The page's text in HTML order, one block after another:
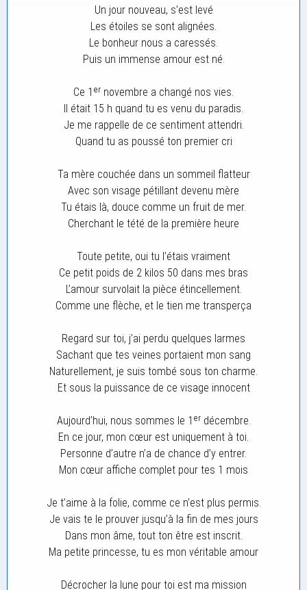
Un jour nouveau, s’est levé
Les étoiles se sont alignées.
Le bonheur nous a caressés.
Puis un immense amour est né.
Ce 1ᵉʳ novembre a changé nos vies.
Il était 15 h quand tu es venu du paradis.
Je me rappelle de ce sentiment attendri.
Quand tu as poussé ton premier cri
Ta mère couchée dans un sommeil flatteur
Avec son visage pétillant devenu mère
Tu étais là, douce comme un fruit de mer.
Cherchant le tété de la première heure
Toute petite, oui tu l’étais vraiment
Ce petit poids de 2 kilos 50 dans mes bras
L’amour survolait la pièce étincellement.
Comme une flèche, et le tien me transperça
Regard sur toi, j’ai perdu quelques larmes
Sachant que tes veines portaient mon sang
Naturellement, je suis tombé sous ton charme.
Et sous la puissance de ce visage innocent
Aujourd’hui, nous sommes le 1ᵉʳ décembre.
En ce jour, mon cœur est uniquement à toi.
Personne d’autre n’a de chance d’y entrer.
Mon cœur affiche complet pour tes 1 mois
Je t’aime à la folie, comme ce n’est plus permis.
Je vais te le prouver jusqu’à la fin de mes jours
Dans mon âme, tout ton être est inscrit.
Ma petite princesse, tu es mon véritable amour
Décrocher la lune pour toi est ma mission